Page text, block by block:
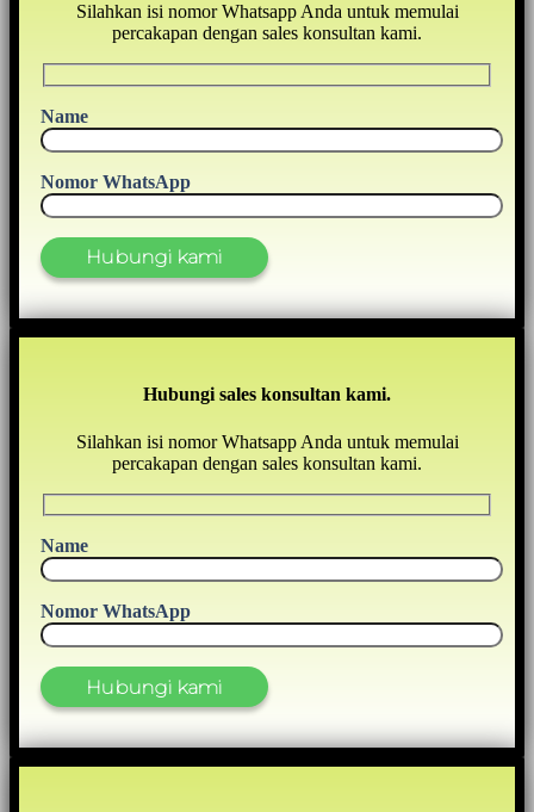
Silahkan isi nomor Whatsapp Anda untuk memulai
percakapan dengan sales konsultan kami.
Name
Nomor WhatsApp
Hubungi sales konsultan kami.
Silahkan isi nomor Whatsapp Anda untuk memulai
percakapan dengan sales konsultan kami.
Name
Nomor WhatsApp